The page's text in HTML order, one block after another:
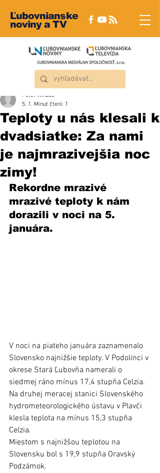
Ľubovnianske
noviny a TV
Teploty u nás klesali k
dvadsiatke: Za nami
je najmrazivejšia noc
zimy!
Peter Rindoš
5. 1. Minut čtení: 1
Rekordne mrazivé
mrazivé teploty k nám
dorazili v noci na 5.
januára.
V noci na piateho januára zaznamenalo
Slovensko najnižšie teploty. V Podolínci v
okrese Stará Ľubovňa namerali o
siedmej ráno mínus 17,4 stupňa Celzia.
Na druhej meracej stanici Slovenského
hydrometeorologického ústavu v Plavči
klesla teplota na mínus 15,3 stupňa
Celzia.
Miestom s najnižšou teplotou na
Slovensku bol s 19,9 stupňa Oravský
Podzámok.